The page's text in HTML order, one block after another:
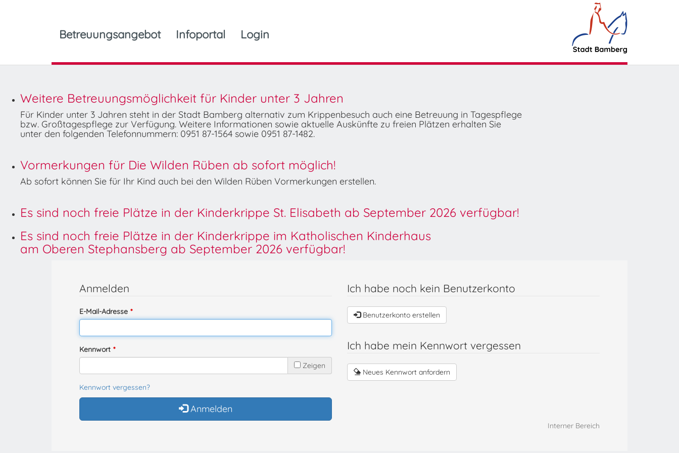
Betreuungsangebot Infoportal Login
Weitere Betreuungsmöglichkeit für Kinder unter 3 Jahren
Für Kinder unter 3 Jahren steht in der Stadt Bamberg alternativ zum Krippenbesuch auch eine Betreuung in Tagespflege
bzw. Großtagespflege zur Verfügung. Weitere Informationen sowie aktuelle Auskünfte zu freien Plätzen erhalten Sie
unter den folgenden Telefonnummern: 0951 87-1564 sowie 0951 87-1482.
Vormerkungen für Die Wilden Rüben ab sofort möglich!
Ab sofort können Sie für Ihr Kind auch bei den Wilden Rüben Vormerkungen erstellen.
Es sind noch freie Plätze in der Kinderkrippe St. Elisabeth ab September 2026 verfügbar!
Es sind noch freie Plätze in der Kinderkrippe im Katholischen Kinderhaus
am Oberen Stephansberg ab September 2026 verfügbar!
Anmelden
E-Mail-Adresse
Kennwort
Zeigen
Kennwort vergessen?
Anmelden
Ich habe noch kein Benutzerkonto
Benutzerkonto erstellen
Ich habe mein Kennwort vergessen
Neues Kennwort anfordern
Interner Bereich